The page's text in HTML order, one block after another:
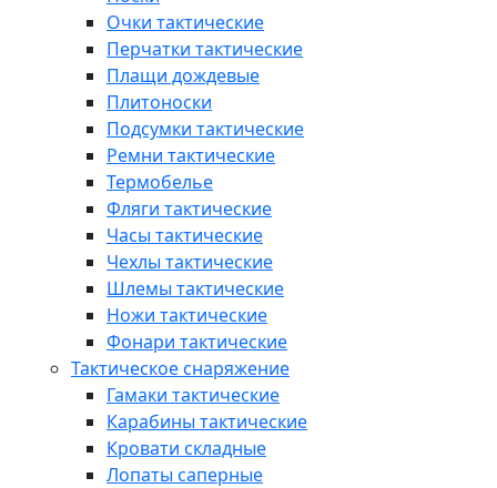
Очки тактические
Перчатки тактические
Плащи дождевые
Плитоноски
Подсумки тактические
Ремни тактические
Термобелье
Фляги тактические
Часы тактические
Чехлы тактические
Шлемы тактические
Ножи тактические
Фонари тактические
Тактическое снаряжение
Гамаки тактические
Карабины тактические
Кровати складные
Лопаты саперные